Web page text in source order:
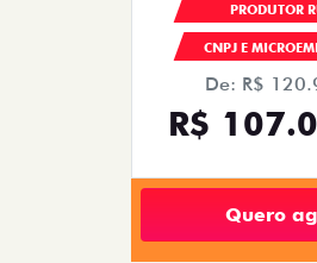
PRODUTOR
CNPJ E
De: R$
R$
Quero